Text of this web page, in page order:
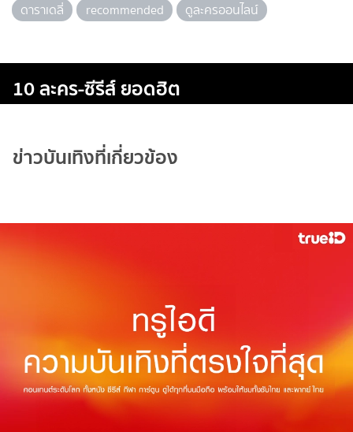
ดาราเดลี่
recommended ดูละครออนไลน์
10 ละคร-ซีรีส์ ยอดฮิต
ข่าวบันเทิงที่เกี่ยวข้อง